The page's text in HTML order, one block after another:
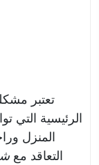
تعتبر
الرئيسية التي
المنزل
التعاقد مع